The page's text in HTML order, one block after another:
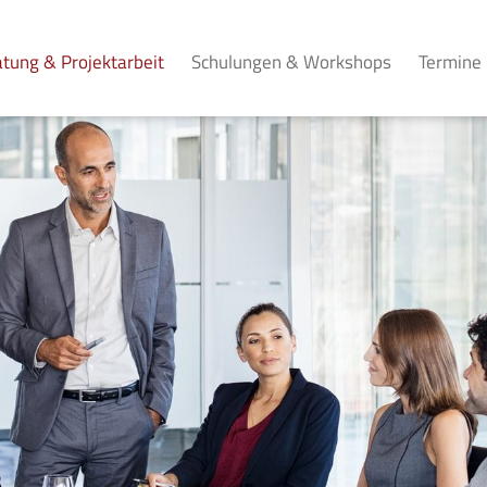
& Projektarbeit Schulungen & Workshops Termine